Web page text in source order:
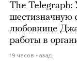
The
шестизначную
любовнице
работы в
19 часов назад